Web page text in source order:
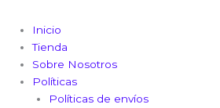
Inicio
Tienda
Sobre Nosotros
Políticas
Políticas de envíos